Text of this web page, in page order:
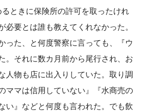
ときに保険所の許可を取ったけれ
必要とは誰も教えてくれなかった。
った、と何度警察に言っても、『ウ
。それに数カ月前から尾行され、お
人物も店に出入りしていた。取り調
ママは信用していない』『水商売の
い』などと何度も言われた。でも飲